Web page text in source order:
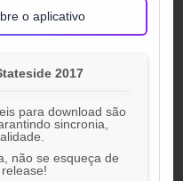
o aplicativo
2017
para download são
sincronia,
não se esqueça de